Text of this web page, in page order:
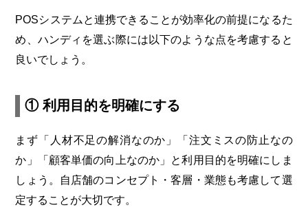
POSシステムと連携できることが効率化の前提になるた
め、ハンディを選ぶ際には以下のような点を考慮すると
良いでしょう。
① 利用目的を明確にする
まず「人材不足の解消なのか」「注文ミスの防止なの
か」「顧客単価の向上なのか」と利用目的を明確にしま
しょう。自店舗のコンセプト・客層・業態も考慮して選
定することが大切です。